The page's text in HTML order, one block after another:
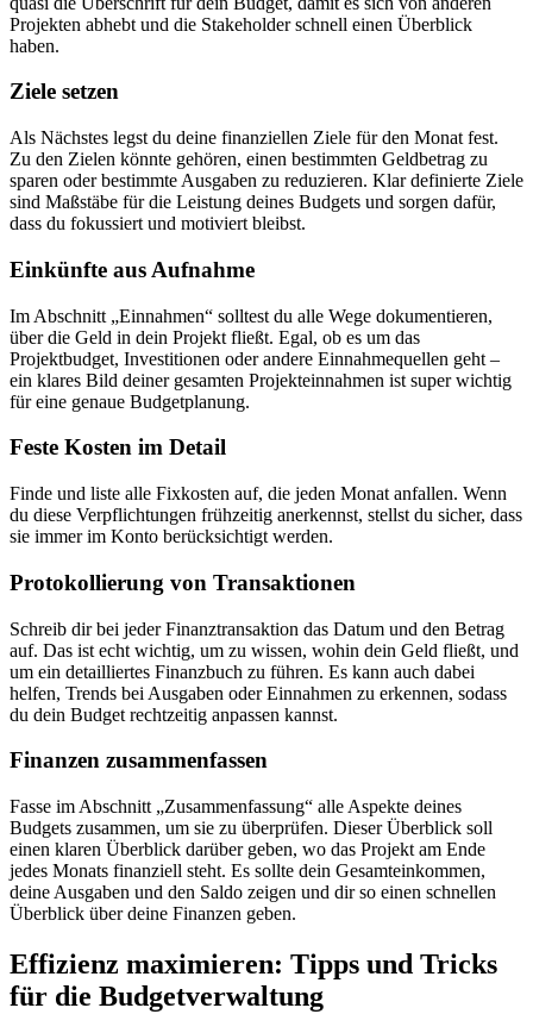
Projekten abhebt und die Stakeholder schnell einen Überblick
haben.
Ziele setzen
Als Nächstes legst du deine finanziellen Ziele für den Monat fest.
Zu den Zielen könnte gehören, einen bestimmten Geldbetrag zu
sparen oder bestimmte Ausgaben zu reduzieren. Klar definierte Ziele
sind Maßstäbe für die Leistung deines Budgets und sorgen dafür,
dass du fokussiert und motiviert bleibst.
Einkünfte aus Aufnahme
Im Abschnitt „Einnahmen“ solltest du alle Wege dokumentieren,
über die Geld in dein Projekt fließt. Egal, ob es um das
Projektbudget, Investitionen oder andere Einnahmequellen geht –
ein klares Bild deiner gesamten Projekteinnahmen ist super wichtig
für eine genaue Budgetplanung.
Feste Kosten im Detail
Finde und liste alle Fixkosten auf, die jeden Monat anfallen. Wenn
du diese Verpflichtungen frühzeitig anerkennst, stellst du sicher, dass
sie immer im Konto berücksichtigt werden.
Protokollierung von Transaktionen
Schreib dir bei jeder Finanztransaktion das Datum und den Betrag
auf. Das ist echt wichtig, um zu wissen, wohin dein Geld fließt, und
um ein detailliertes Finanzbuch zu führen. Es kann auch dabei
helfen, Trends bei Ausgaben oder Einnahmen zu erkennen, sodass
du dein Budget rechtzeitig anpassen kannst.
Finanzen zusammenfassen
Fasse im Abschnitt „Zusammenfassung“ alle Aspekte deines
Budgets zusammen, um sie zu überprüfen. Dieser Überblick soll
einen klaren Überblick darüber geben, wo das Projekt am Ende
jedes Monats finanziell steht. Es sollte dein Gesamteinkommen,
deine Ausgaben und den Saldo zeigen und dir so einen schnellen
Überblick über deine Finanzen geben.
Effizienz maximieren: Tipps und Tricks
für die Budgetverwaltung